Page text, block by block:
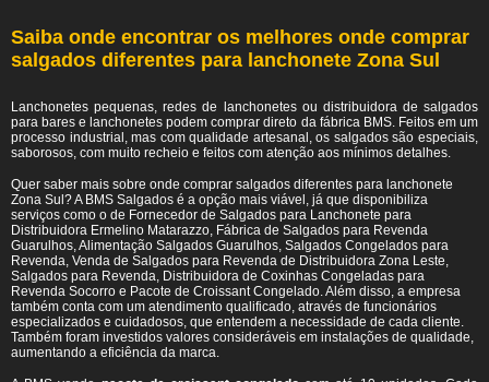
Saiba onde encontrar os melhores onde comprar
salgados diferentes para lanchonete Zona Sul
Lanchonetes pequenas, redes de lanchonetes ou distribuidora de salgados
para bares e lanchonetes podem comprar direto da fábrica BMS. Feitos em um
processo industrial, mas com qualidade artesanal, os salgados são especiais,
saborosos, com muito recheio e feitos com atenção aos mínimos detalhes.
Quer saber mais sobre onde comprar salgados diferentes para lanchonete
Zona Sul? A BMS Salgados é a opção mais viável, já que disponibiliza
serviços como o de Fornecedor de Salgados para Lanchonete para
Distribuidora Ermelino Matarazzo, Fábrica de Salgados para Revenda
Guarulhos, Alimentação Salgados Guarulhos, Salgados Congelados para
Revenda, Venda de Salgados para Revenda de Distribuidora Zona Leste,
Salgados para Revenda, Distribuidora de Coxinhas Congeladas para
Revenda Socorro e Pacote de Croissant Congelado. Além disso, a empresa
também conta com um atendimento qualificado, através de funcionários
especializados e cuidadosos, que entendem a necessidade de cada cliente.
Também foram investidos valores consideráveis em instalações de qualidade,
aumentando a eficiência da marca.